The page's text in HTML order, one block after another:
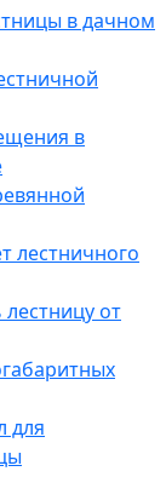
в дачном
в
лестничного
от
для